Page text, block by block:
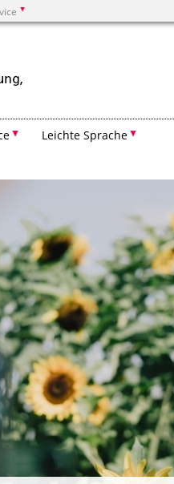
Leichte Sprache